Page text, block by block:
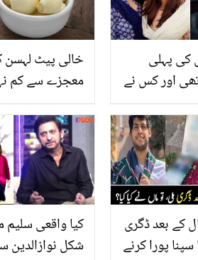
خالی پیٹ لہسن
معجزے سے کم
جانیں اور فائدہ
کی پہلی
اور کس نے
دیا
کیا واقعی
شکل نوازالدین
کے بعد ڈگری
پورا کرنے